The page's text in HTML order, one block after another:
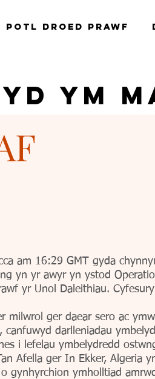
POTL DROED PRAWF
YM
am 16:29 GMT gyda
yn yr awyr yn ystod
yr Unol Daleithiau.
milwrol ger daear sero ac
darlleniadau
i lefelau ymbelydredd
Afella ger In Ekker, Algeria
gynhyrchion ymholltiad